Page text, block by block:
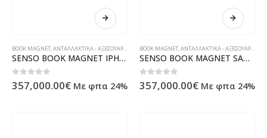
BOOK MAGNET,ΑΝΤΑΛΛΑΚΤΙΚΆ - ΑΞΕΣΟΥΆΡ ΥΠΟΛΟΓΙΣΤΏΝ - ΗΛΕΚΤΡΟΝΙΚΆ
SENSO BOOK MAGNET IPHONE 11 PRO (5.8) black
0 out of 5
357,000.00€ Με φπα 24%
BOOK MAGNET,ΑΝΤΑΛΛΑΚΤΙΚΆ - ΑΞΕΣΟΥΆΡ ΥΠΟΛΟΓΙΣΤΏΝ - ΗΛΕΚΤΡΟΝΙΚΆ
SENSO BOOK MAGNET SAMSUNG A90 / A80 lime
0 out of 5
357,000.00€ Με φπα 24%